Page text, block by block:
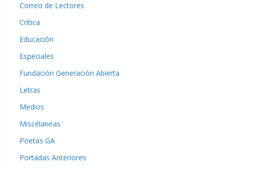
Correo de Lectores
Crítica
Educación
Especiales
Fundación Generación Abierta
Letras
Medios
Miscélaneas
Poetas GA
Portadas Anteriores